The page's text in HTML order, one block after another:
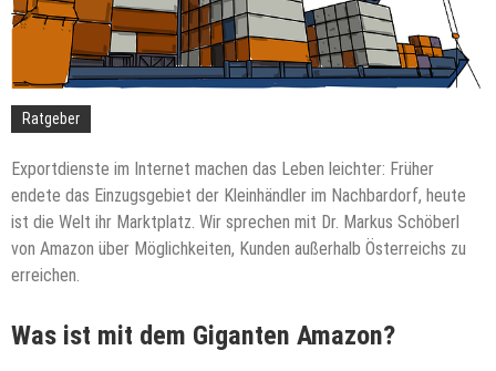
Perfekte Ausstattung für die Gastronomie: So
gelingt der professionelle Auftritt
Ratgeber
Exportdienste im Internet machen das Leben leichter: Früher
endete das Einzugsgebiet der Kleinhändler im Nachbardorf, heute
ist die Welt ihr Marktplatz. Wir sprechen mit Dr. Markus Schöberl
von Amazon über Möglichkeiten, Kunden außerhalb Österreichs zu
erreichen.
Was ist mit dem Giganten Amazon?